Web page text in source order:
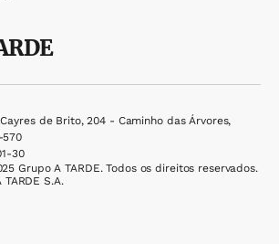
de Brito, 204 - Caminho das Árvores,
570
30
Grupo A TARDE. Todos os direitos reservados.
TARDE S.A.